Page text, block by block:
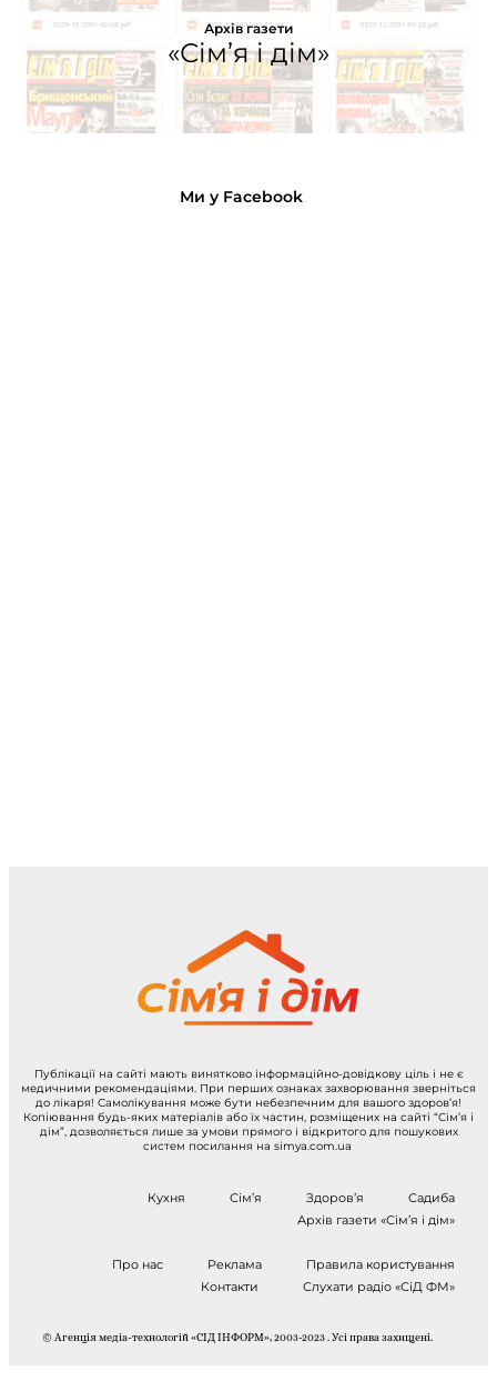
Архів газети
«Сім’я і дім»
Ми у Facebook
Публікації на сайті мають винятково інформаційно-довідкову ціль і не є
медичними рекомендаціями. При перших ознаках захворювання зверніться
до лікаря! Самолікування може бути небезпечним для вашого здоров’я!
Копіювання будь-яких матеріалів або їх частин, розміщених на сайті “Сім’я і
дім”, дозволяється лише за умови прямого і відкритого для пошукових
систем посилання на simya.com.ua
Кухня Сім’я Здоров’я
Садиба
Архів газети «Сім’я і дім»
Про нас Реклама
Правила користування
Контакти
Слухати радіо «СіД ФМ»
© Агенція медіа-технологій «СІД ІНФОРМ», 2003-2023 . Усі права захищені.